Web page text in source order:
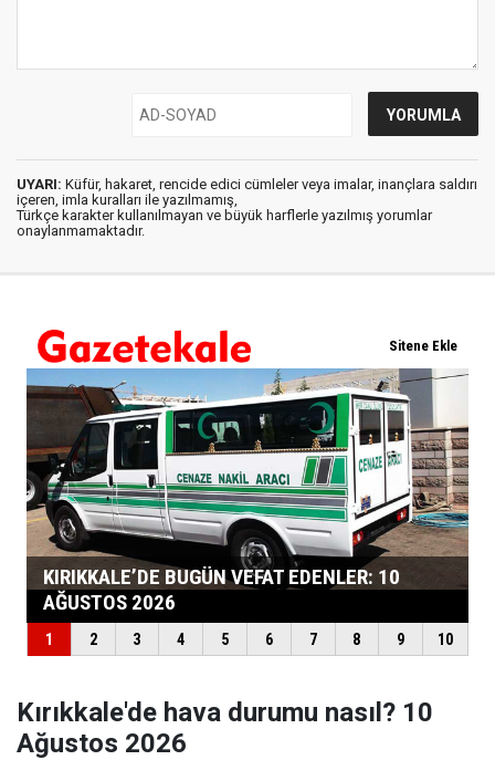
UYARI: Küfür, hakaret, rencide edici cümleler veya imalar, inançlara saldırı
içeren, imla kuralları ile yazılmamış,
Türkçe karakter kullanılmayan ve büyük harflerle yazılmış yorumlar
onaylanmamaktadır.
Kırıkkale'de hava durumu nasıl? 10
Ağustos 2026